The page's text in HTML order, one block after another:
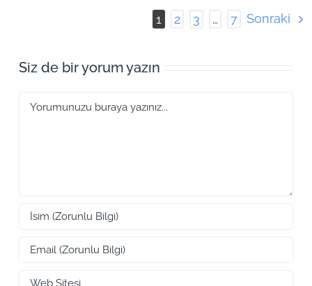
1 2 3 … 7 Sonraki
Siz de bir yorum yazın